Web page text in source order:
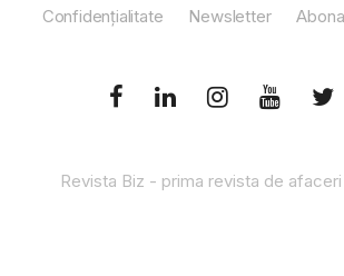
Confidențialitate
Newsletter
Revista Biz - prima revista de afaceri